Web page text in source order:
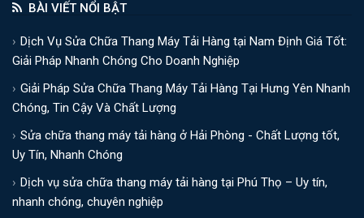
BÀI VIẾT NỔI BẬT
Dịch Vụ Sửa Chữa Thang Máy Tải Hàng tại Nam Định Giá Tốt:
Giải Pháp Nhanh Chóng Cho Doanh Nghiệp
Giải Pháp Sửa Chữa Thang Máy Tải Hàng Tại Hưng Yên Nhanh
Chóng, Tin Cậy Và Chất Lượng
Sửa chữa thang máy tải hàng ở Hải Phòng - Chất Lượng tốt,
Uy Tín, Nhanh Chóng
Dịch vụ sửa chữa thang máy tải hàng tại Phú Thọ – Uy tín,
nhanh chóng, chuyên nghiệp